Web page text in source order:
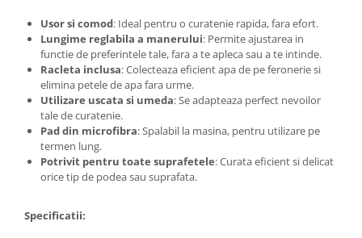
Usor si comod: Ideal pentru o curatenie rapida, fara efort.
Lungime reglabila a manerului: Permite ajustarea in
functie de preferintele tale, fara a te apleca sau a te intinde.
Racleta inclusa: Colecteaza eficient apa de pe feronerie si
elimina petele de apa fara urme.
Utilizare uscata si umeda: Se adapteaza perfect nevoilor
tale de curatenie.
Pad din microfibra: Spalabil la masina, pentru utilizare pe
termen lung.
Potrivit pentru toate suprafetele: Curata eficient si delicat
orice tip de podea sau suprafata.
Specificatii: